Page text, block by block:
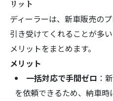
リット
ディーラーは、新車販売の
引き受けてくれることが多
メリットをまとめます。
メリット
一括対応で手間ゼロ ：
を依頼できるため、納車